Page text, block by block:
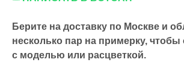
Берите на доставку по Москве и
несколько пар на примерку, чтобы
с моделью или расцветкой.